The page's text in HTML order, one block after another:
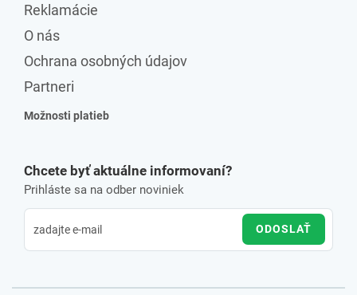
Reklamácie
O nás
Ochrana osobných údajov
Partneri
Možnosti platieb
Chcete byť aktuálne informovaní?
Prihláste sa na odber noviniek
ODOSLAŤ